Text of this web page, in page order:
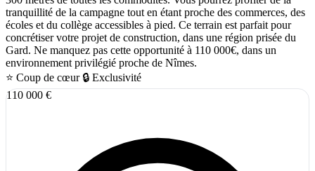
tranquillité de la campagne tout en étant proche des commerces, des
écoles et du collège accessibles à pied. Ce terrain est parfait pour
concrétiser votre projet de construction, dans une région prisée du
Gard. Ne manquez pas cette opportunité à 110 000€, dans un
environnement privilégié proche de Nîmes.
⭐ Coup de cœur 🔒 Exclusivité
110 000 €